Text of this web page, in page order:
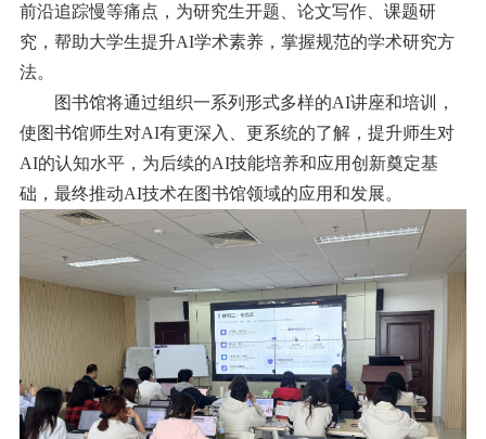
前沿追踪慢等痛点，为研究生开题、论文写作、课题研
究，帮助大学生提升AI学术素养，掌握规范的学术研究方
法。
图书馆将通过组织一系列形式多样的AI讲座和培训，
使图书馆师生对AI有更深入、更系统的了解，提升师生对
AI的认知水平，为后续的AI技能培养和应用创新奠定基
础，最终推动AI技术在图书馆领域的应用和发展。